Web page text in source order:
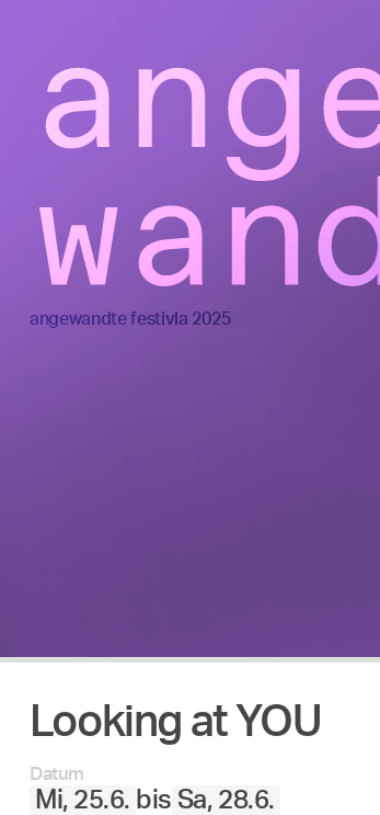
angewandte festivla 2025
Looking at YOU
Datum
Mi, 25.6. bis Sa, 28.6.